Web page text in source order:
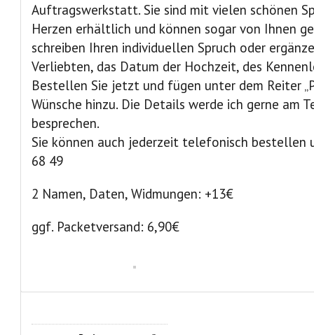
Auftragswerkstatt. Sie sind mit vielen schönen
Herzen erhältlich und können sogar von Ihnen
schreiben Ihren individuellen Spruch oder
Verliebten, das Datum der Hochzeit, des
Bestellen Sie jetzt und fügen unter dem Reiter
Wünsche hinzu. Die Details werde ich gerne am
besprechen.
Sie können auch jederzeit telefonisch bestellen
68 49
2 Namen, Daten, Widmungen: +13€
ggf. Packetversand: 6,90€